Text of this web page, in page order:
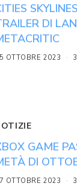
DI
OTTOBRE 2023
GAME
DI
OTTOBRE 2023